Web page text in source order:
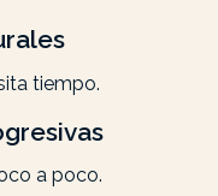
tiempo.
a poco.